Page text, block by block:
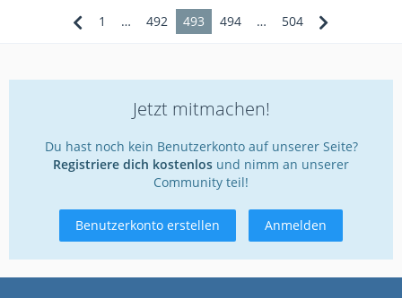
1 … 492 493 494 … 504
Jetzt mitmachen!
Du hast noch kein Benutzerkonto auf unserer Seite?
Registriere dich kostenlos und nimm an unserer
Community teil!
Benutzerkonto erstellen Anmelden